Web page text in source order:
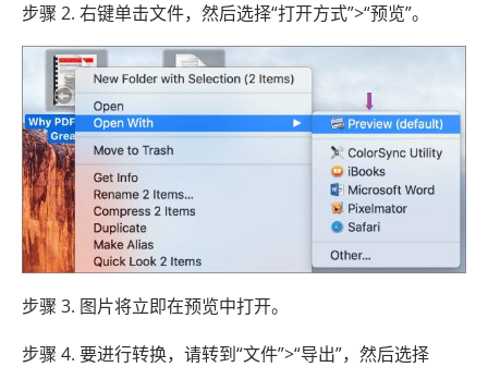
步骤 2. 右键单击​​文件，然后选择“打开方式”>“预览”。
步骤 3. 图片将立即在预览中打开。
步骤 4. 要进行转换，请转到“文件”>“导出”，然后选择